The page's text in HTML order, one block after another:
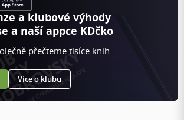
a klubové výhody
a naší appce KDčko
přečteme tisíce knih
Více o klubu